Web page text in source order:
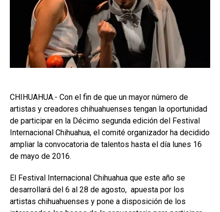
CHIHUAHUA.- Con el fin de que un mayor número de
artistas y creadores chihuahuenses tengan la oportunidad
de participar en la Décimo segunda edición del Festival
Internacional Chihuahua, el comité organizador ha decidido
ampliar la convocatoria de talentos hasta el día lunes 16
de mayo de 2016.
El Festival Internacional Chihuahua que este año se
desarrollará del 6 al 28 de agosto, apuesta por los
artistas chihuahuenses y pone a disposición de los